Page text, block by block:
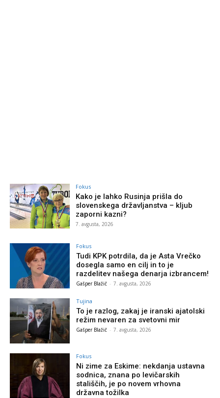
Fokus
Kako je lahko Rusinja prišla do
slovenskega državljanstva – kljub
zaporni kazni?
7. avgusta, 2026
Fokus
Tudi KPK potrdila, da je Asta Vrečko
dosegla samo en cilj in to je
razdelitev našega denarja izbrancem!
Gašper Blažič - 7. avgusta, 2026
Tujina
To je razlog, zakaj je iranski ajatolski
režim nevaren za svetovni mir
Gašper Blažič - 7. avgusta, 2026
Fokus
Ni zime za Eskime: nekdanja ustavna
sodnica, znana po levičarskih
stališčih, je po novem vrhovna
državna tožilka